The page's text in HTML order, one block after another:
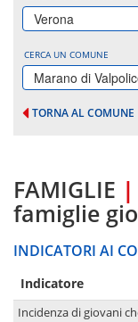
Verona
CERCA UN COMUNE
Marano di
TORNA AL COMUNE
FAMIGLIE |
famiglie
INDICATORI AI
Indicatore
Incidenza di giovani